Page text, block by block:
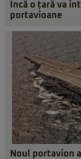
Încă o țară va
portavioane
Noul portavion